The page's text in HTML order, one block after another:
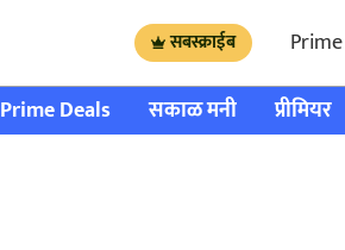
सबस्क्राईब
Prime Deals सकाळ मनी प्रीमियर